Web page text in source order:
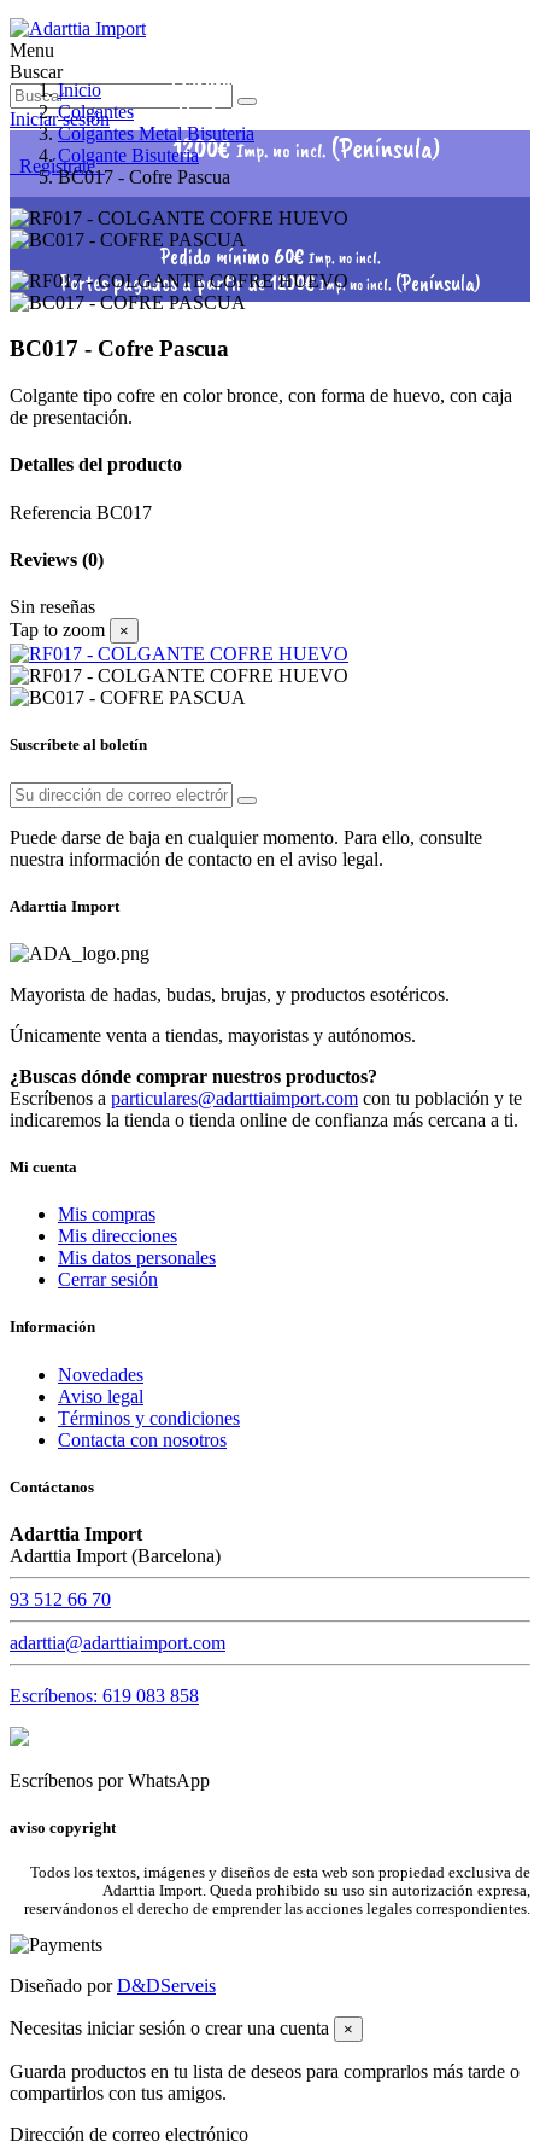
Menu
Buscar
Iniciar sesión
Regístrate
Pedido mínimo 60€ Imp. no incl.
Portes pagados a partir de 1200€Imp. no incl. (Península)
Pedido mínimo 60€
Portes pagados a partir de
1200€Imp. no incl. (Península)
Inicio
Colgantes
Colgantes Metal Bisuteria
Colgante Bisuteria
BC017 - Cofre Pascua
BC017 - Cofre Pascua
Colgante tipo cofre en color bronce, con forma de huevo, con caja
de presentación.
Detalles del producto
Referencia BC017
Reviews (0)
Sin reseñas
Tap to zoom
×
Suscríbete al boletín
Puede darse de baja en cualquier momento. Para ello, consulte
nuestra información de contacto en el aviso legal.
Adarttia Import
Mayorista de hadas, budas, brujas, y productos esotéricos.
Únicamente venta a tiendas, mayoristas y autónomos.
¿Buscas dónde comprar nuestros productos?
Escríbenos a particulares@adarttiaimport.com con tu población y te
indicaremos la tienda o tienda online de confianza más cercana a ti.
Mi cuenta
Mis compras
Mis direcciones
Mis datos personales
Cerrar sesión
Información
Novedades
Aviso legal
Términos y condiciones
Contacta con nosotros
Contáctanos
Adarttia Import
Adarttia Import (Barcelona)
93 512 66 70
adarttia@adarttiaimport.com
Escríbenos: 619 083 858
Escríbenos por WhatsApp
aviso copyright
Todos los textos, imágenes y diseños de esta web son propiedad exclusiva de
Adarttia Import. Queda prohibido su uso sin autorización expresa,
reservándonos el derecho de emprender las acciones legales correspondientes.
Diseñado porD&DServeis
Necesitas iniciar sesión o crear una cuenta ×
Guarda productos en tu lista de deseos para comprarlos más tarde o
compartirlos con tus amigos.
Dirección de correo electrónico